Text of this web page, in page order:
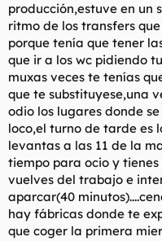
producción,estuve en un
ritmo de los transfers
porque tenía que tener
que ir a los wc pidiendo
muxas veces te tenías
que te substituyese,una
odio los lugares donde
loco,el turno de tarde es
levantas a las 11 de la
tiempo para ocio y
vuelves del trabajo e
aparcar(40
hay fábricas donde te
que coger la primera